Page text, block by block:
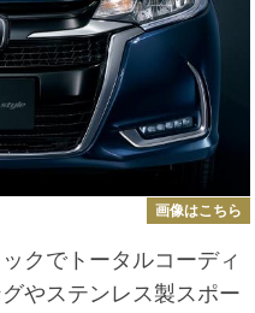
画像はこちら
クでトータルコーディ
やステンレス製スポー